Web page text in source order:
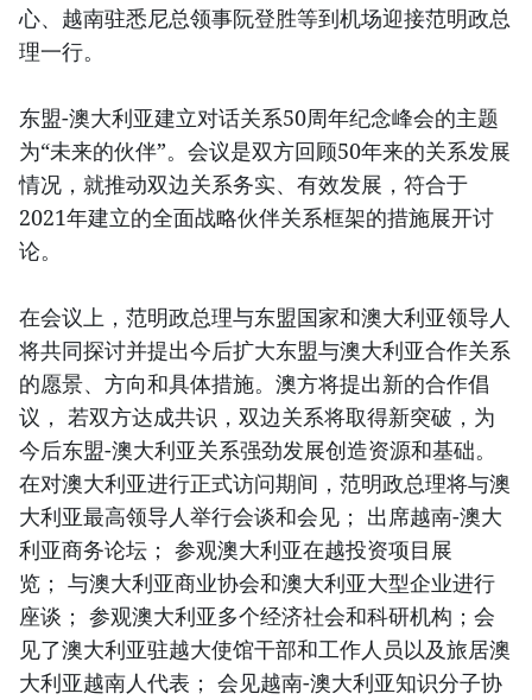
心、越南驻悉尼总领事阮登胜等到机场迎接范明政总
理一行。
东盟-澳大利亚建立对话关系50周年纪念峰会的主题
为“未来的伙伴”。会议是双方回顾50年来的关系发展
情况，就推动双边关系务实、有效发展，符合于
2021年建立的全面战略伙伴关系框架的措施展开讨
论。
在会议上，范明政总理与东盟国家和澳大利亚领导人
将共同探讨并提出今后扩大东盟与澳大利亚合作关系
的愿景、方向和具体措施。澳方将提出新的合作倡
议， 若双方达成共识，双边关系将取得新突破，为
今后东盟-澳大利亚关系强劲发展创造资源和基础。
在对澳大利亚进行正式访问期间，范明政总理将与澳
大利亚最高领导人举行会谈和会见； 出席越南-澳大
利亚商务论坛； 参观澳大利亚在越投资项目展
览； 与澳大利亚商业协会和澳大利亚大型企业进行
座谈； 参观澳大利亚多个经济社会和科研机构；会
见了澳大利亚驻越大使馆干部和工作人员以及旅居澳
大利亚越南人代表； 会见越南-澳大利亚知识分子协